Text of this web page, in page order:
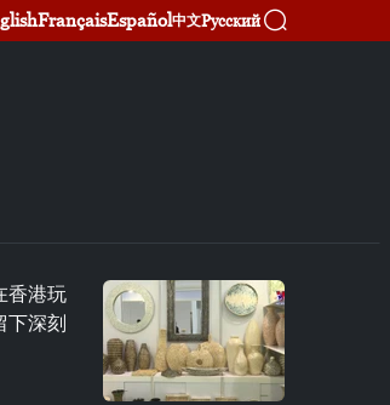
FrançaisEspañol中文Русский
香港玩
下深刻